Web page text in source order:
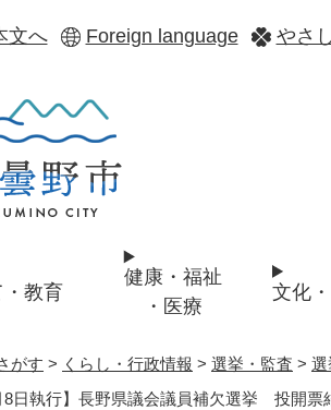
文へ Foreign language やさ
教育
健康・福祉
・医療
文化
がす > くらし・行政情報 > 選挙・監査 > 選
8日執行】長野県議会議員補欠選挙 投開票